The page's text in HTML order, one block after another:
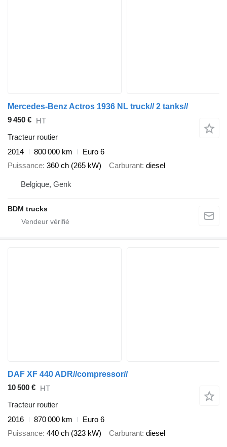
Mercedes-Benz Actros 1936 NL truck// 2 tanks//
9 450 € HT
Tracteur routier
2014
800 000 km
Euro 6
Puissance 360 ch (265 kW) Carburant diesel
Belgique, Genk
BDM trucks
DAF XF 440 ADR//compressor//
10 500 € HT
Tracteur routier
2016
870 000 km
Euro 6
Puissance 440 ch (323 kW) Carburant diesel